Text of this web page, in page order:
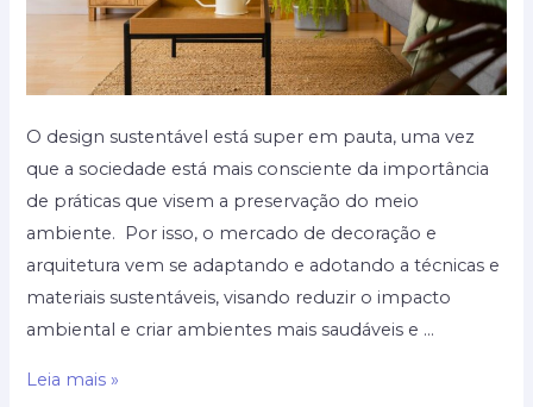
O design sustentável está super em pauta, uma vez
que a sociedade está mais consciente da importância
de práticas que visem a preservação do meio
ambiente. Por isso, o mercado de decoração e
arquitetura vem se adaptando e adotando a técnicas e
materiais sustentáveis, visando reduzir o impacto
ambiental e criar ambientes mais saudáveis e …
Design
Leia mais »